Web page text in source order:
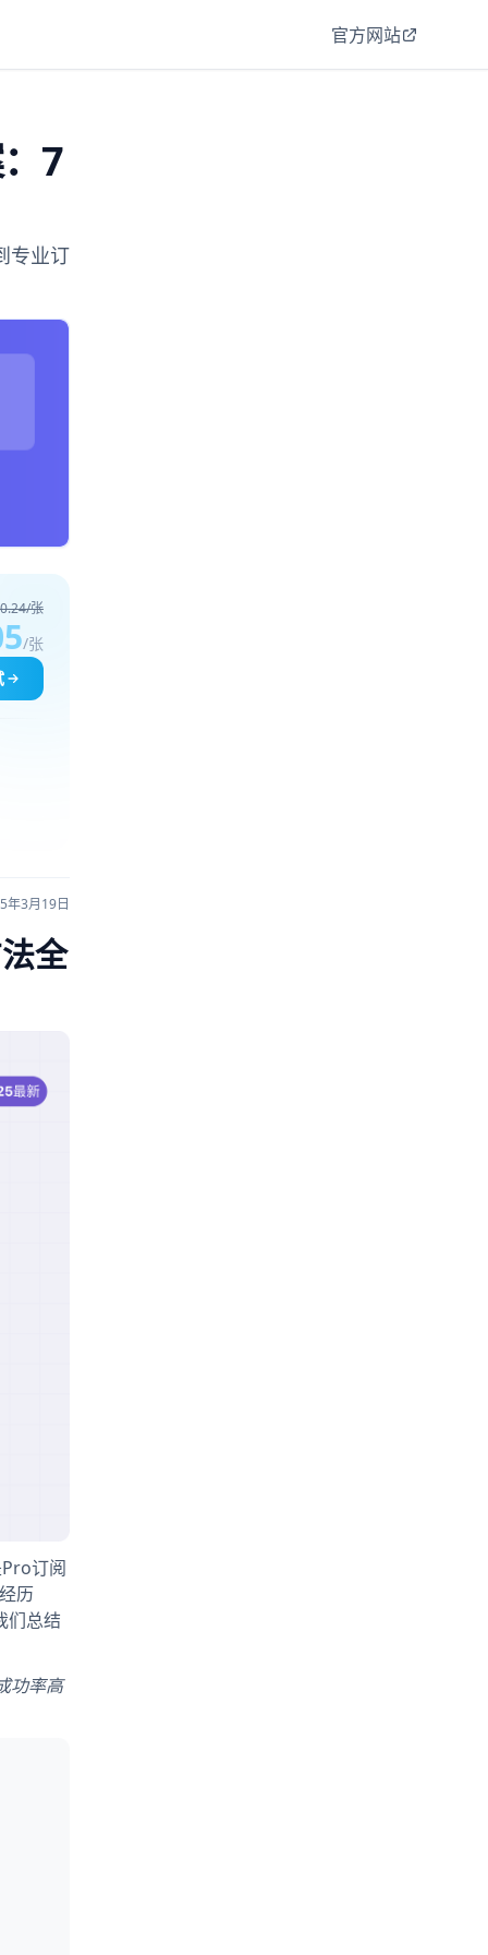
官方网站
7
专业订
张
/张
年3月19日
全
订阅
历
们总结
功率高